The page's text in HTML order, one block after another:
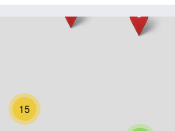
15